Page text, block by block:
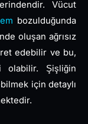
Vücut
bozulduğunda
oluşan ağrısız
edebilir ve bu,
olabilir. Şişliğin
için detaylı